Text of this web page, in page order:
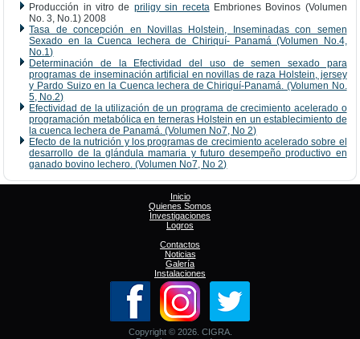
Producción in vitro de priligy sin receta Embriones Bovinos (Volumen
No. 3, No.1) 2008
Tasa de concepción en Novillas Holstein, Inseminadas con semen
Sexado en la Cuenca lechera de Chiriquí- Panamá (Volumen No.4,
No.1)
Determinación de la Efectividad del uso de semen sexado para
programas de inseminación artificial en novillas de raza Holstein, jersey
y Pardo Suizo en la Cuenca lechera de Chiriquí-Panamá. (Volumen No.
5, No.2)
Efectividad de la utilización de un programa de crecimiento acelerado o
programación metabólica en terneras Holstein en un establecimiento de
la cuenca lechera de Panamá. (Volumen No7, No 2)
Efecto de la nutrición y los programas de crecimiento acelerado sobre el
desarrollo de la glándula mamaria y futuro desempeño productivo en
ganado bovino lechero. (Volumen No7, No 2)
Inicio
Quienes Somos
Investigaciones
Logros
Contactos
Noticias
Galería
Instalaciones
Copyright © 2026. CIGRA.